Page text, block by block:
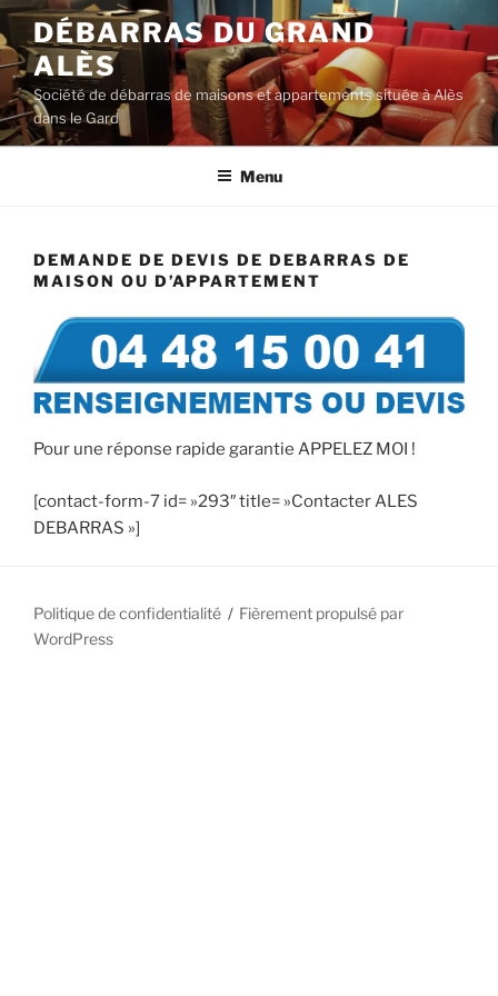
Aller
au
contenu
principal
DÉBARRAS DU GRAND
ALÈS
Société de débarras de maisons et appartements située à Alès
dans le Gard
Menu
DEMANDE DE DEVIS DE DEBARRAS DE
MAISON OU D’APPARTEMENT
Pour une réponse rapide garantie APPELEZ MOI !
[contact-form-7 id= »293″ title= »Contacter ALES
DEBARRAS »]
Politique de confidentialité
Fièrement propulsé par
WordPress